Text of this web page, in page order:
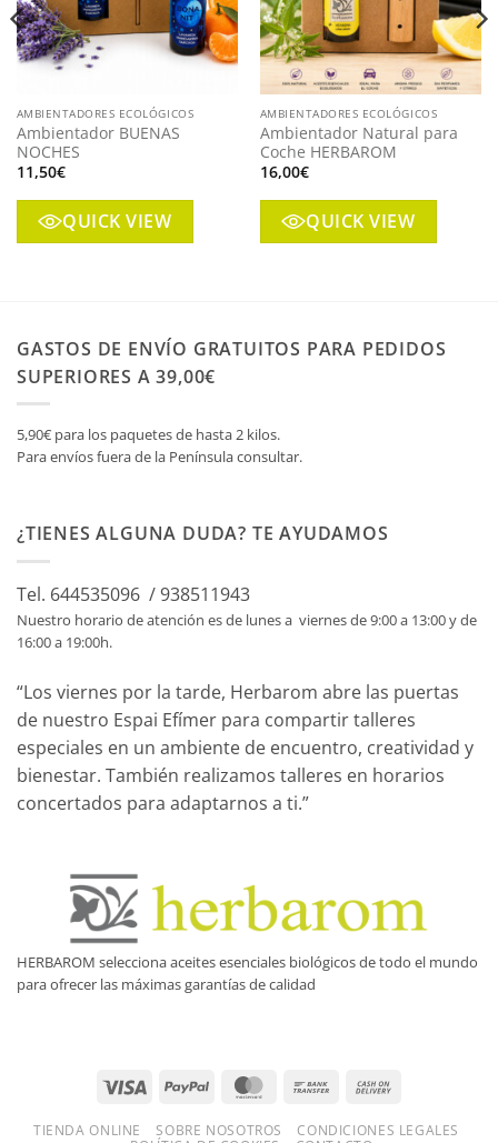
AMBIENTADORES ECOLÓGICOS
Ambientador BUENAS
NOCHES
11,50€
QUICK VIEW
AMBIENTADORES ECOLÓGICOS
Ambientador Natural para
Coche HERBAROM
16,00€
QUICK VIEW
GASTOS DE ENVÍO GRATUITOS PARA PEDIDOS
SUPERIORES A 39,00€
5,90€ para los paquetes de hasta 2 kilos.
Para envíos fuera de la Península consultar.
¿TIENES ALGUNA DUDA? TE AYUDAMOS
Tel. 644535096 / 938511943
Nuestro horario de atención es de lunes a viernes de 9:00 a 13:00 y de
16:00 a 19:00h.
“Los viernes por la tarde, Herbarom abre las puertas
de nuestro Espai Efímer para compartir talleres
especiales en un ambiente de encuentro, creatividad y
bienestar. También realizamos talleres en horarios
concertados para adaptarnos a ti.”
HERBAROM selecciona aceites esenciales biológicos de todo el mundo
para ofrecer las máximas garantías de calidad
Visa PayPal MasterCardBank
Delivery
TIENDA ONLINE SOBRE NOSOTROS
CONDICIONES LEGALES